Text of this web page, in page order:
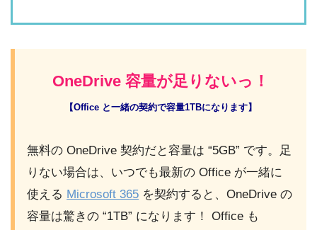
OneDrive 容量が足りないっ！
【Office と一緒の契約で容量1TBになります】
無料の OneDrive 契約だと容量は “5GB” です。足
りない場合は、いつでも最新の Office が一緒に
使える Microsoft 365 を契約すると、OneDrive の
容量は驚きの “1TB” になります！ Office も